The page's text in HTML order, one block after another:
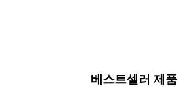
베스트셀러 제품